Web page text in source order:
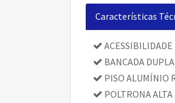
Características
BANCADA DUPLA
PISO ALUMÍNIO
POLTRONA ALTA